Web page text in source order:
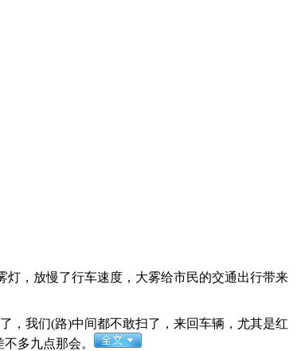
，放慢了行车速度，大雾给市民的交通出行带来
我们(路)中间都不敢扫了，来回车辆，尤其是红
多九点那会。